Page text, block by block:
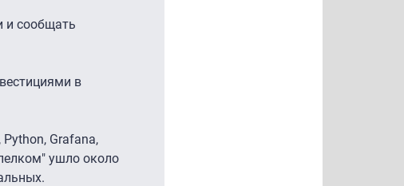
и сообщать
в
Grafana,
ушло около